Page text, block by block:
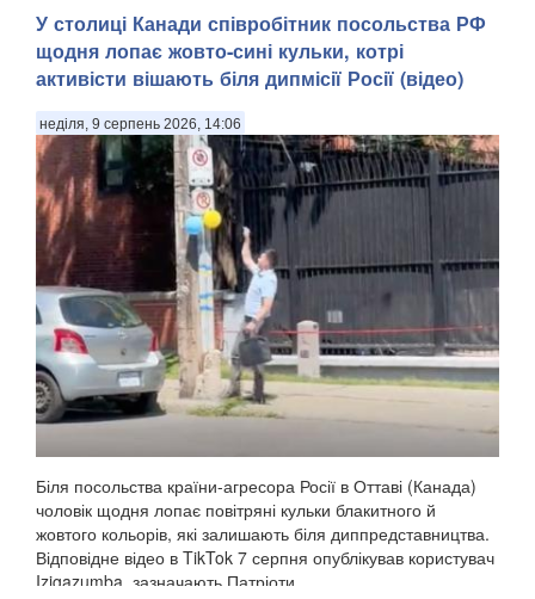
У столиці Канади співробітник посольства РФ
щодня лопає жовто-сині кульки, котрі
активісти вішають біля дипмісії Росії (відео)
неділя, 9 серпень 2026, 14:06
Біля посольства країни-агресора Росії в Оттаві (Канада)
чоловік щодня лопає повітряні кульки блакитного й
жовтого кольорів, які залишають біля диппредставництва.
Відповідне відео в TikTok 7 серпня опублікував користувач
Izigazumba, зазначають Патріоти ...